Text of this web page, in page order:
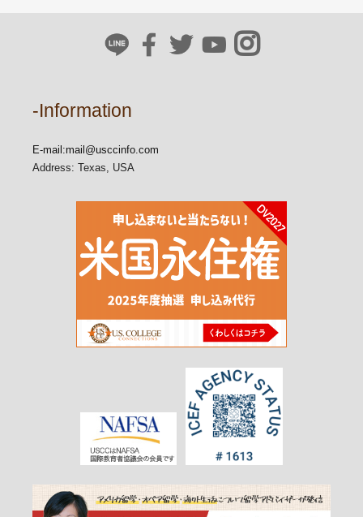
-Information
E-mail:mail@usccinfo.com
Address: Texas, USA